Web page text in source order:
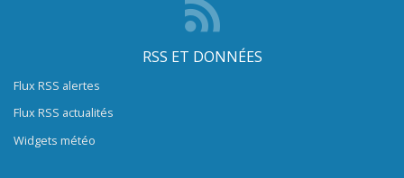
RSS ET DONNÉES
Flux RSS alertes
Flux RSS actualités
Widgets météo